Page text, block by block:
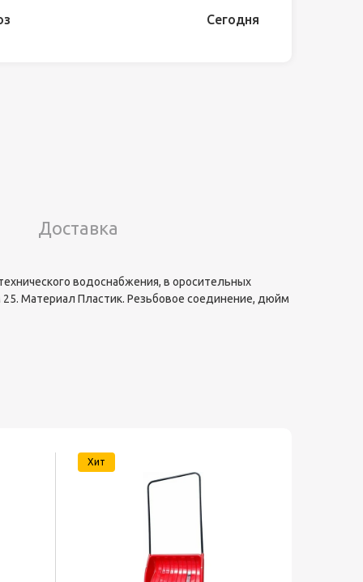
Сегодня
Доставка
водоснабжения, в оросительных
Материал Пластик. Резьбовое соединение, дюйм
Хит